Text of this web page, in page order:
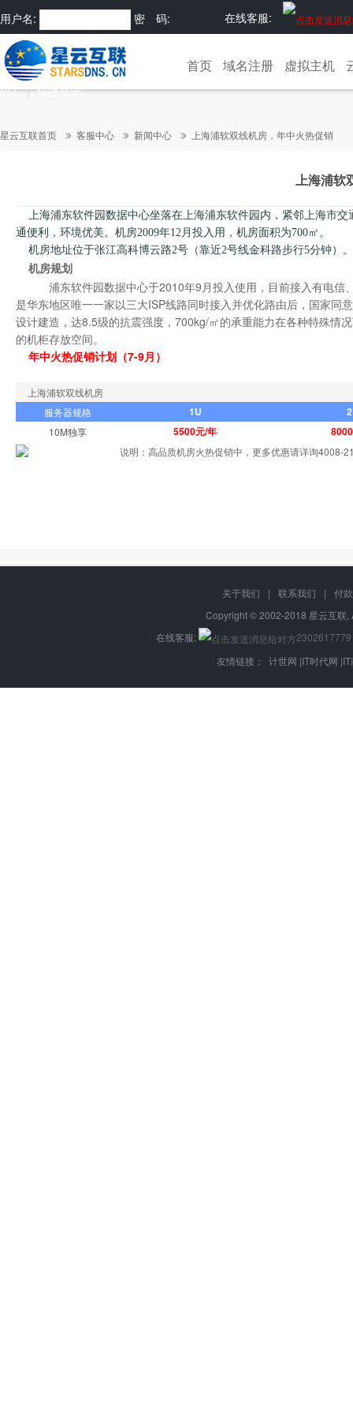
在线客服:
用户名: 密 码:
码? 快捷登录:
首页 域名注册 虚拟主机
星云互联首页 客服中心 新闻中心 上海浦软双线机房，年中火热促销
上海浦软
上海浦东软件园数据中心坐落在上海浦东软件园内，紧邻上海市
通便利，环境优美。机房2009年12月投入用，机房面积为700㎡ 。
机房地址位于张江高科博云路2号（靠近2号线金科路步行5分钟）。
机房规划
浦东软件园数据中心于2010年9月投入使用，目前接入有电信、
是华东地区唯一一家以三大ISP线路同时接入并优化路由后，国家同
设计建造，达8.5级的抗震强度，700kg/㎡的承重能力在各种特殊情
的机柜存放空间。
年中火热促销计划（7-9月）
上海浦软双线机房
服务器规格
1U
10M独享 5500元/年
说明：高品质机房火热促销中，更多优惠请详询4008-
关于我们 | 联系我们 |
付
Copyright © 2002-2018 星云互
在线客服:
2302617779
友情链接： 计世网 |IT时代网 |